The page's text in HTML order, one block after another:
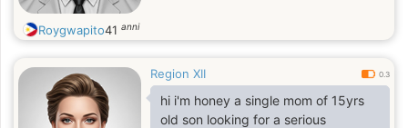
Roygwapito41 anni
Region XII 0.3
hi i'm honey a single mom of 15yrs
old son looking for a serious